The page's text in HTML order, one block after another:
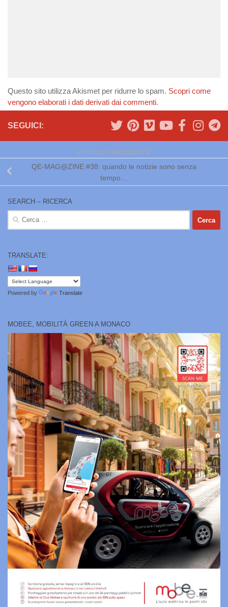
Questo sito utilizza Akismet per ridurre lo spam. Scopri come
vengono elaborati i dati derivati dai commenti.
SEGUICI:
ARTICOLO PRECEDENTE
QE-MAG@ZINE #38: quando le notizie sono senza
tempo…
SEARCH – RICERCA
Ricerca
per:
TRANSLATE:
Powered by Translate
MOBEE, MOBILITÀ GREEN A MONACO